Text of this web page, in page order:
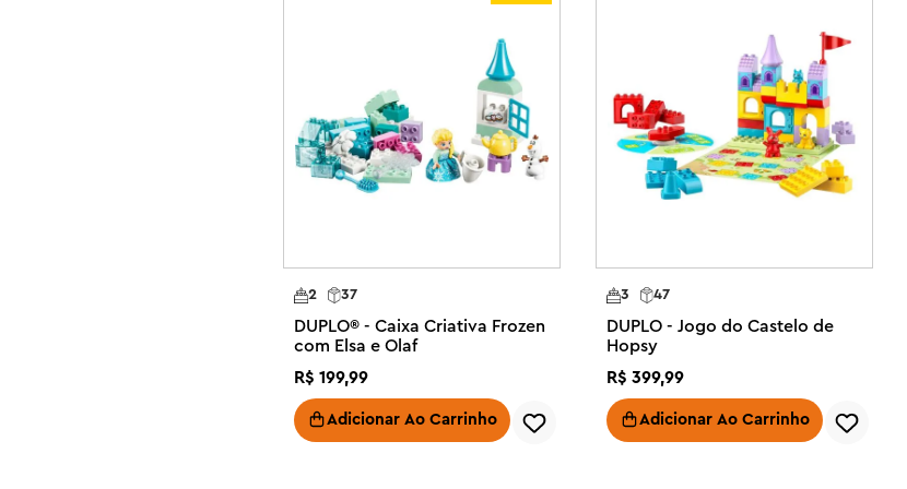
criatividade para reconstruir este conjunto LEGO DUPLO 3 em 1 de maneiras ilimitadas e
usarão sua imaginação para cuidar dos brinquedos de animais.
Brinquedo educativo para pequenos amantes de animais – O brinquedo infantil 3in1 Wild
Animal Families leva crianças em idade pré-escolar a uma aventura de aprendizagem ao
redor do mundo, ao mesmo tempo em que ensina às crianças uma série de habilidades
Brinquedo de imaginação com 10 animais selvagens LEGO® DUPLO® para criar histórias
imaginação e a criatividade, ensinando, classificando, combinando e comparando
habilidades e mostra às crianças como cuidar dos outros
Ideia de presente de aniversário para crianças pequenas – Faça o dia de qualquer criança
37
2
DUPLO® - Caixa Criativa Frozen
com Elsa e Olaf
R$ 199,99
Adicionar Ao Carrinho
47
3
DUPLO - Jogo do Castelo de
Hopsy
R$ 399,99
Adicionar Ao Carrinho